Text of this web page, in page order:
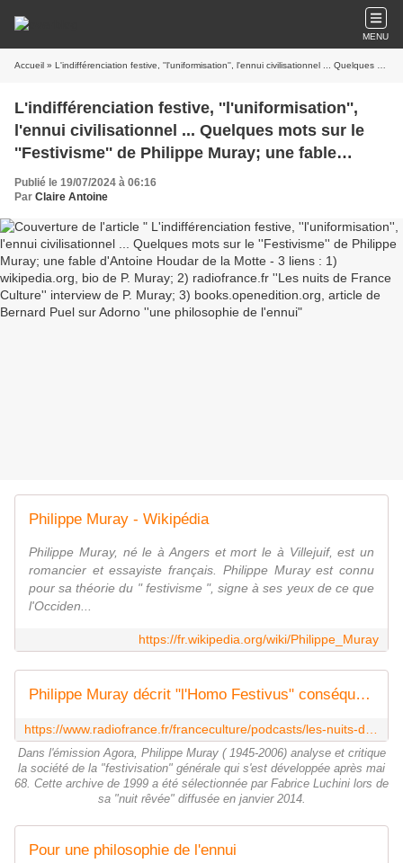
MENU
Accueil » L'indifférenciation festive, ''l'uniformisation'', l'ennui civilisationnel ... Quelques mots sur le ''Festivisme'' de Philippe Muray; une fable d'Antoine Houdar de la Motte - 3 liens : 1) wikipedia.org, bio de P. Muray; 2) radiofrance.fr ''Les nuits de France Culture'' interview de P. Muray; 3) books.openedition.org, article de Bernard Puel sur Adorno ''une philosophie de l'ennui
L'indifférenciation festive, ''l'uniformisation'',
l'ennui civilisationnel ... Quelques mots sur le
''Festivisme'' de Philippe Muray; une fable
d'Antoine Houdar de la Motte - 3 liens : 1)
wikipedia.org, bio de P. Muray; 2) radiofrance.fr
''Les nuits de France Culture'' interview de P.
Muray; 3) books.openedition.org, article de
Bernard Puel sur Adorno ''une philosophie de
l'ennui
Publié le 19/07/2024 à 06:16
Par Claire Antoine
Philippe Muray - Wikipédia
Philippe Muray, né le à Angers et mort le à Villejuif, est un
romancier et essayiste français. Philippe Muray est connu
pour sa théorie du " festivisme ", signe à ses yeux de ce que
l'Occiden...
https://fr.wikipedia.org/wiki/Philippe_Muray
Philippe Muray décrit "l'Homo Festivus" conséquence de la sortie de l'Histoire (1999)
Dans l'émission Agora, Philippe Muray ( 1945-2006) analyse et critique
la société de la "festivisation" générale qui s'est développée après mai
68. Cette archive de 1999 a été sélectionnée par Fabrice Luchini lors de
sa "nuit rêvée" diffusée en janvier 2014.
Pour une philosophie de l'ennui